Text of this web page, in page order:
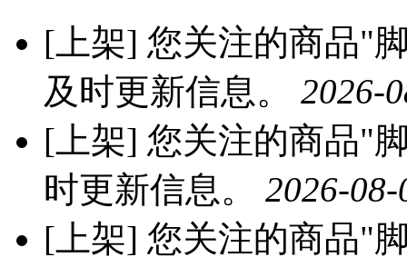
[上架] 您关注的商品"
及时更新信息。 2026-
[上架] 您关注的商品"
时更新信息。 2026-
[上架] 您关注的商品"